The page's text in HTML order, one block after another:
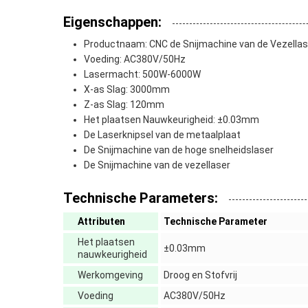
Eigenschappen:
Productnaam: CNC de Snijmachine van de
Voeding: AC380V/50Hz
Lasermacht: 500W-6000W
X-as Slag: 3000mm
Z-as Slag: 120mm
Het plaatsen Nauwkeurigheid: ±0.03mm
De Laserknipsel van de metaalplaat
De Snijmachine van de hoge snelheidslaser
De Snijmachine van de vezellaser
Technische Parameters:
Attributen
Technische Parameter
Het plaatsen
nauwkeurigheid
±0.03mm
Werkomgeving
Droog en Stofvrij
Voeding
AC380V/50Hz